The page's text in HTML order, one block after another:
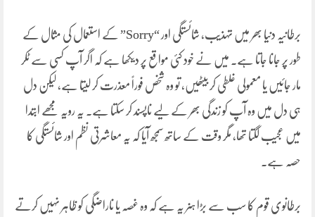
برطانیہ دنیا بھر میں تہذیب، شائستگی اور “Sorry” کے استعمال کی مثال کے
طور پر جانا جاتا ہے۔ میں نے خود کئی مواقع پر دیکھا ہے کہ اگر آپ کسی سے ٹکر
مار جائیں یا معمولی غلطی کر بیٹھیں، تو وہ شخص فوراً معذرت کر لیتا ہے، لیکن دل
ہی دل میں وہ آپ کو زندگی بھر کے لیے ناپسند کر سکتا ہے۔ یہ رویہ مجھے ابتدا
میں عجیب لگتا تھا، مگر وقت کے ساتھ سمجھ آیا کہ یہ معاشرتی نظم اور شائستگی کا
حصہ ہے۔
برطانوی قوم کا سب سے بڑا ہنر یہ ہے کہ وہ غصہ یا ناراضگی کو ظاہر نہیں کرتے